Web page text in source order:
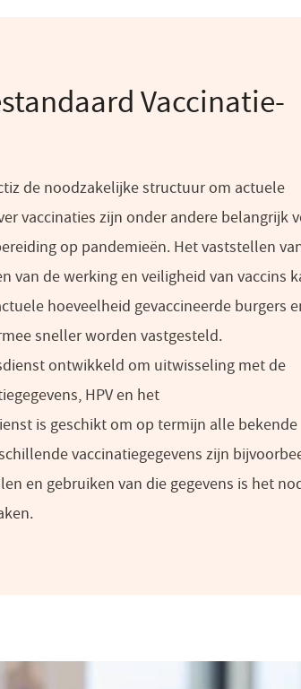
Vaccinatie-
de noodzakelijke structuur om actuele
vaccinaties zijn onder andere belangrijk
op pandemieën. Het vaststellen
van de werking en veiligheid van vaccins
hoeveelheid gevaccineerde burgers
sneller worden vastgesteld.
ontwikkeld om uitwisseling met de
HPV en het
is geschikt om op termijn alle bekende
vaccinatiegegevens zijn
en gebruiken van die gegevens is het